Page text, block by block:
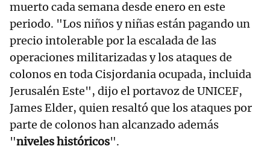
muerto cada semana desde enero en este
periodo. "Los niños y niñas están pagando un
precio intolerable por la escalada de las
operaciones militarizadas y los ataques de
colonos en toda Cisjordania ocupada, incluida
Jerusalén Este", dijo el portavoz de UNICEF,
James Elder, quien resaltó que los ataques por
parte de colonos han alcanzado además
"niveles históricos".